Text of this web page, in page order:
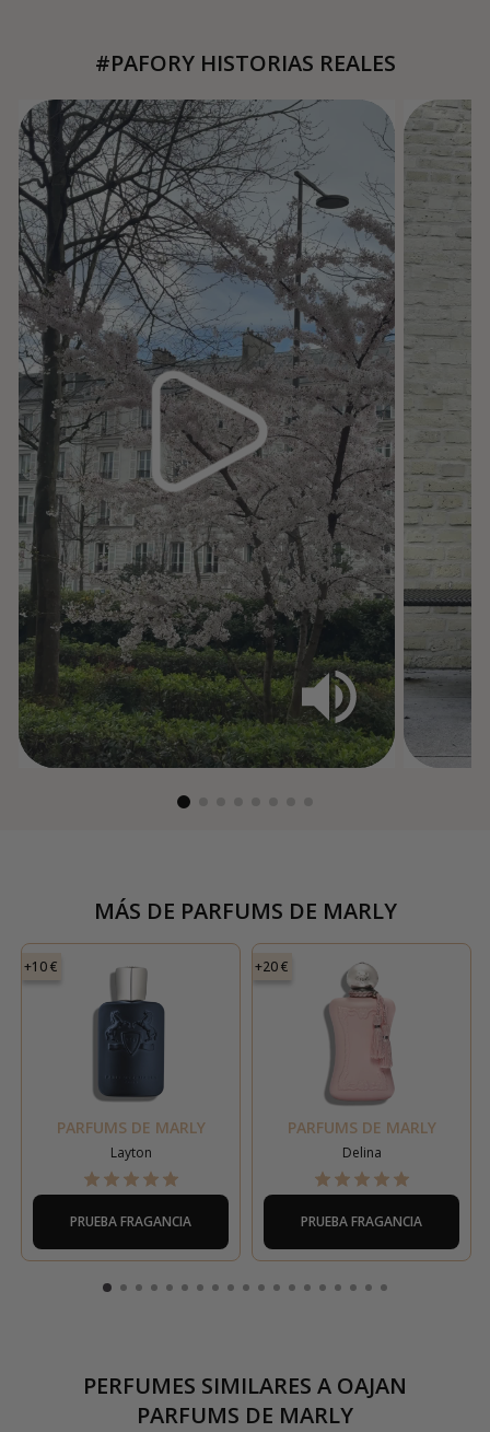
#PAFORY HISTORIAS REALES
MÁS DE PARFUMS DE MARLY
+10 €
PARFUMS DE MARLY
Layton
PRUEBA FRAGANCIA
+20 €
PARFUMS DE MARLY
Delina
PRUEBA FRAGANCIA
PERFUMES SIMILARES A OAJAN
PARFUMS DE MARLY